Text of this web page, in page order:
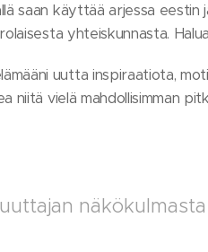
saan käyttää arjessa
yhteiskunnasta.
uutta inspiraatiota,
niitä vielä mahdollisimman
näkökulmasta